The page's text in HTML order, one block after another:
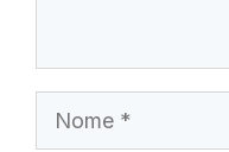
Nome